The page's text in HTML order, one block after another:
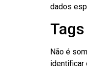
dados
Não é
identificar